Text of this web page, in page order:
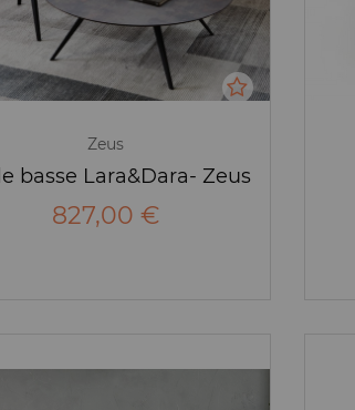
Zeus
basse Lara&Dara- Zeus
827,00 €